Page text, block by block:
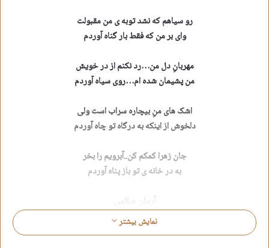
رو سیاهم که نشد توبه ى من مقبولت
واى بر من که فقط بار گناه آوردم
مهربانِ دل من…رد نکنم از در خویش
من پشیمان شده ام…روى سیاه آوردم
اشک هاى منِ بیچاره سراب است ولى
دلخوش از اینکه به درگاه تو چاه آوردم
جان زهرا کمکم کن..آبرویم را بخر
به در خانه ى تو باز پناه آوردم
آرمان صائمى
نمایش بیشتر